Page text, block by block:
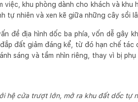
việc, khu phòng dành cho khách và
tự nhiên và xen kẽ giữa những cây sồi
đề địa hình dốc ba phía, vốn dễ gây
đất giảm đáng kể, từ đó hạn chế
sáng và tầm nhìn riêng, thay vì bị
hệ cửa trượt lớn, mở ra khu đất dốc tự